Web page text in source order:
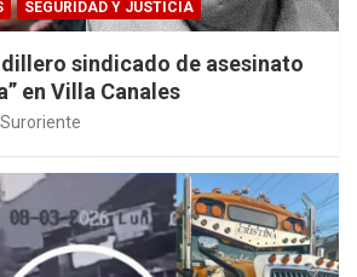
SEGURIDAD Y JUSTICIA
sindicado de asesinato
en Villa Canales